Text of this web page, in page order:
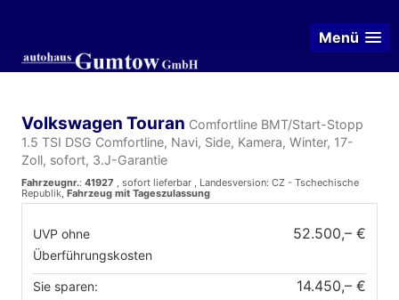
Menü
Volkswagen Touran Comfortline BMT/Start-Stopp
1.5 TSI DSG Comfortline, Navi, Side, Kamera, Winter, 17-
Zoll, sofort, 3.J-Garantie
Fahrzeugnr.: 41927 , sofort lieferbar , Landesversion: CZ - Tschechische
Republik, Fahrzeug mit Tageszulassung
UVP ohne
Überführungskosten
52.500,– €
Sie sparen:
14.450,– €